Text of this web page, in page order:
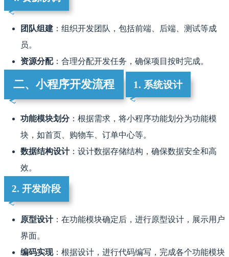
团队组建 ：组织开发团队，包括前端、后端、测试等成
员。
资源分配：合理分配开发任务，确保项目按时完成。
二、小程序开发流程 1. 系统设计
功能模块划分：根据需求，将小程序功能划分为功能模
块，如首页、购物车、订单中心等。
数据结构设计：设计数据存储结构，确保数据安全和高
效。
2. 开发阶段
原型设计：在功能模块确定后，进行原型设计，展示用户
界面。
编码实现：根据设计，进行代码编写，完成各个功能模块